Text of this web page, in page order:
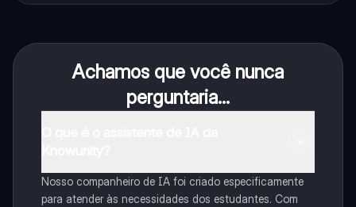
Achamos que você nunca
perguntaria...
Nosso companheiro de IA foi criado especificamente
para atender às necessidades dos estudantes. Com